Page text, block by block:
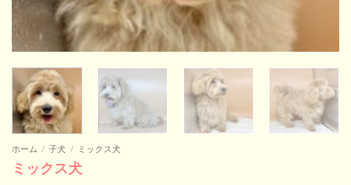
ホーム / 子犬 / ミックス犬
ミックス犬